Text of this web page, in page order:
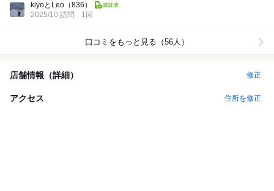
kiyoとLeo （836）
2025/10 訪問
1回
口コミをもっと見る（56人）
店舗情報（詳細） 修正
アクセス 住所を修正